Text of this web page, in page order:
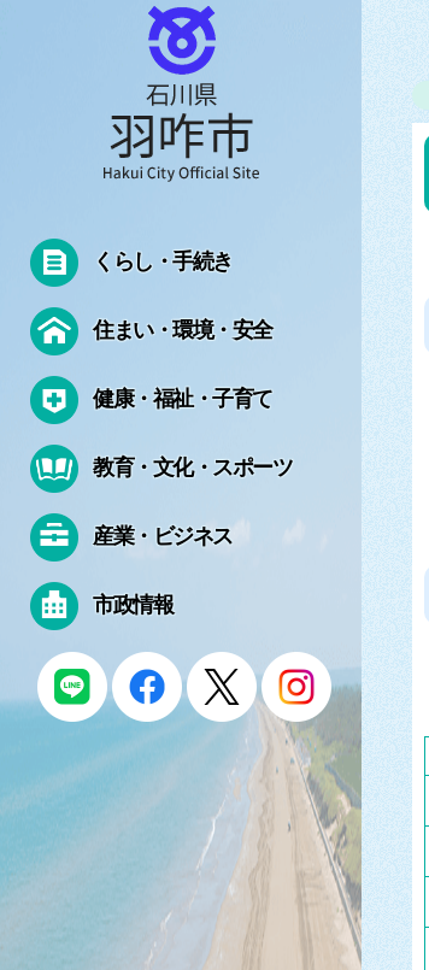
くらし・手続き
住まい・環境・安全
健康・福祉・子育て
教育・文化・スポーツ
産業・ビジネス
市政情報